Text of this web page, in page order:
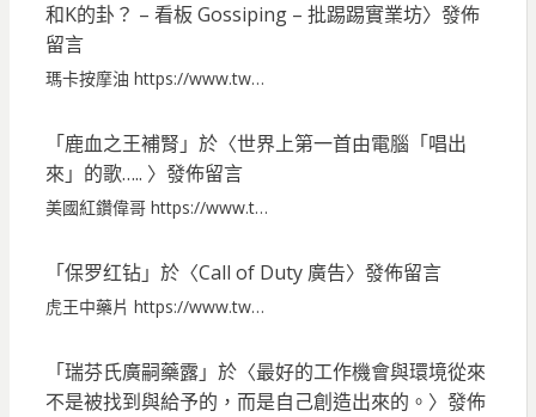
和K的卦？ – 看板 Gossiping – 批踢踢實業坊〉發佈
留言
瑪卡按摩油 https://www.tw…
「鹿血之王補腎 」於〈世界上第一首由電腦「唱出
來」的歌….. 〉發佈留言
美國紅鑽偉哥 https://www.t…
「保罗红钻」於〈Call of Duty 廣告〉發佈留言
虎王中藥片 https://www.tw…
「瑞芬氏廣嗣藥露」於〈最好的工作機會與環境從來
不是被找到與給予的，而是自己創造出來的。 〉發佈